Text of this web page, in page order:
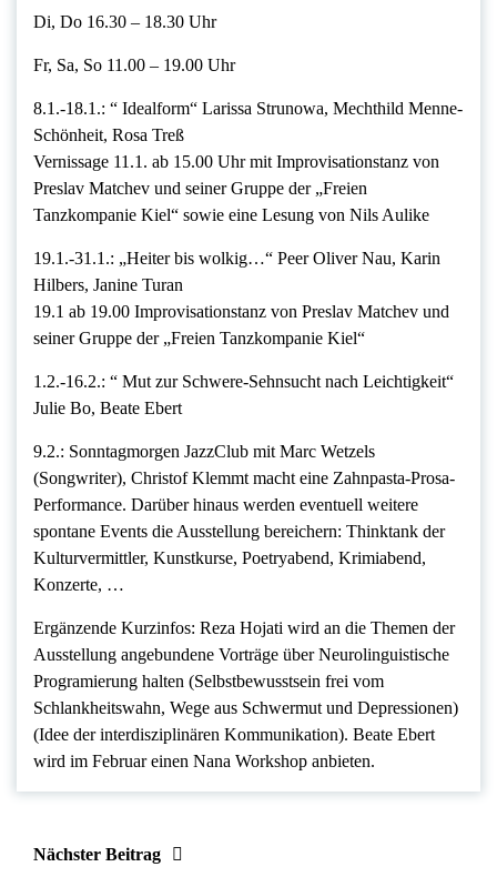
Di, Do 16.30 – 18.30 Uhr
Fr, Sa, So 11.00 – 19.00 Uhr
8.1.-18.1.: “ Idealform“ Larissa Strunowa, Mechthild Menne-
Schönheit, Rosa Treß
Vernissage 11.1. ab 15.00 Uhr mit Improvisationstanz von
Preslav Matchev und seiner Gruppe der „Freien
Tanzkompanie Kiel“ sowie eine Lesung von Nils Aulike
19.1.-31.1.: „Heiter bis wolkig…“ Peer Oliver Nau, Karin
Hilbers, Janine Turan
19.1 ab 19.00 Improvisationstanz von Preslav Matchev und
seiner Gruppe der „Freien Tanzkompanie Kiel“
1.2.-16.2.: “ Mut zur Schwere-Sehnsucht nach Leichtigkeit“
Julie Bo, Beate Ebert
9.2.: Sonntagmorgen JazzClub mit Marc Wetzels
(Songwriter), Christof Klemmt macht eine Zahnpasta-Prosa-
Performance. Darüber hinaus werden eventuell weitere
spontane Events die Ausstellung bereichern: Thinktank der
Kulturvermittler, Kunstkurse, Poetryabend, Krimiabend,
Konzerte, …
Ergänzende Kurzinfos: Reza Hojati wird an die Themen der
Ausstellung angebundene Vorträge über Neurolinguistische
Programierung halten (Selbstbewusstsein frei vom
Schlankheitswahn, Wege aus Schwermut und Depressionen)
(Idee der interdisziplinären Kommunikation). Beate Ebert
wird im Februar einen Nana Workshop anbieten.
Nächster Beitrag